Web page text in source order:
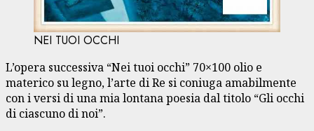
NEI TUOI OCCHI
L’opera successiva “Nei tuoi occhi” 70×100 olio e
materico su legno, l’arte di Re si coniuga amabilmente
con i versi di una mia lontana poesia dal titolo “Gli occhi
di ciascuno di noi”.